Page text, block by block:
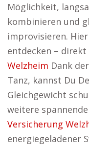
Möglichkeit,
kombinieren und
improvisieren.
entdecken – direkt
Welzheim Dank
Tanz, kannst Du
Gleichgewicht
weitere
Versicherung
energiegeladener